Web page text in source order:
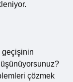
geçişinin
çözmek